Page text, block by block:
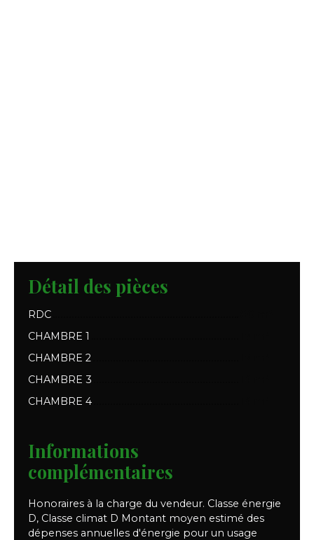
Détail des pièces
RDC
CHAMBRE 1
CHAMBRE 2
CHAMBRE 3
CHAMBRE 4
Informations
complémentaires
Honoraires à la charge du vendeur. Classe énergie
D, Classe climat D Montant moyen estimé des
dépenses annuelles d'énergie pour un usage